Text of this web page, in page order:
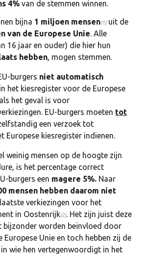
4% van de stemmen winnen.
bijna 1 miljoen mensen(1) uit de
van de Europese Unie. Alle
16 jaar en ouder) die hier hun
hebben, mogen stemmen.
burgers niet automatisch
in het kiesregister voor de Europese
het geval is voor
EU-burgers moeten tot
een verzoek tot
Europese kiesregister indienen.
weinig mensen op de hoogte zijn
is het percentage correct
burgers een magere 5%. Naar
mensen hebben daarom niet
verkiezingen voor het
in Oostenrijk(2). Het zijn juist deze
bijzonder worden beïnvloed door
Europese Unie en toch hebben zij de
wie hen vertegenwoordigt in het